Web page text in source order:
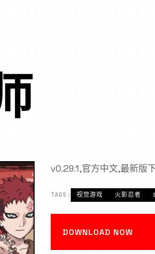
v0.29.1,官方中文,最新版
TAGS: 视觉游戏 火影忍者
DOWNLOAD NOW